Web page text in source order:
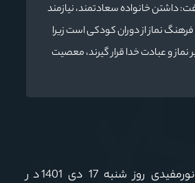
داشتن خانواده سعادتمند، نیازمند
فرهنگ نماز از دوران کودکی است زیرا
و عبادت خدا قرار گیرند، معصیت
آیت‌الله سیدکاظم نورمفیدی روز شنبه 17 دی 1401 در